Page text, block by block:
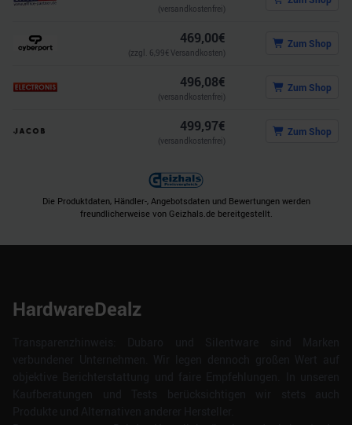
(versandkostenfrei)
469,00€
(zzgl. 6,99€ Versandkosten)
Zum Shop
496,08€
(versandkostenfrei)
Zum Shop
499,97€
(versandkostenfrei)
Zum Shop
Die Produktdaten, Händler-, Angebotsdaten und Bewertungen werden
freundlicherweise von Geizhals.de bereitgestellt.
HardwareDealz